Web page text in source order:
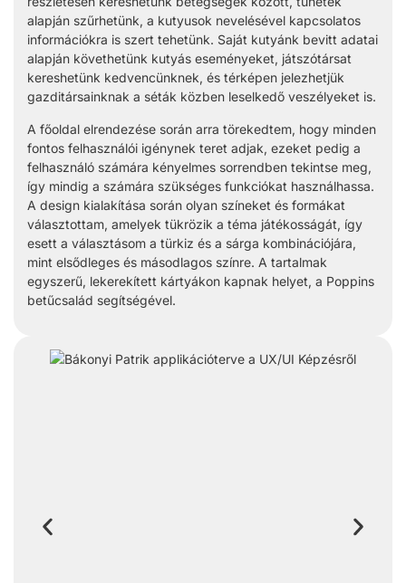
alapján szűrhetünk, a kutyusok nevelésével kapcsolatos
információkra is szert tehetünk. Saját kutyánk bevitt adatai
alapján követhetünk kutyás eseményeket, játszótársat
kereshetünk kedvencünknek, és térképen jelezhetjük
gazditársainknak a séták közben leselkedő veszélyeket is.
A főoldal elrendezése során arra törekedtem, hogy minden
fontos felhasználói igénynek teret adjak, ezeket pedig a
felhasználó számára kényelmes sorrendben tekintse meg,
így mindig a számára szükséges funkciókat használhassa.
A design kialakítása során olyan színeket és formákat
választottam, amelyek tükrözik a téma játékosságát, így
esett a választásom a türkiz és a sárga kombinációjára,
mint elsődleges és másodlagos színre. A tartalmak
egyszerű, lekerekített kártyákon kapnak helyet, a Poppins
betűcsalád segítségével.